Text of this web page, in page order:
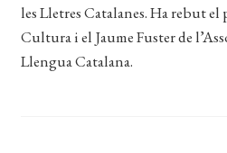
les Lletres Catalanes. Ha rebut
Cultura i el Jaume Fuster de
Llengua Catalana.